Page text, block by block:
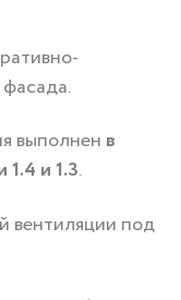
выполнен в
1.4 и 1.3.
вентиляции под